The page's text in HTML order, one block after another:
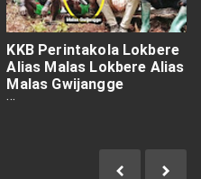
KKB Perintakola Lokbere
Alias Malas Lokbere Alias
Malas Gwijangge
Pimpinan KKB Perek
Pembunuhan Pilot Glen di